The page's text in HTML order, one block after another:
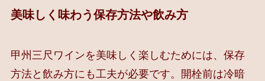
美味しく味わう保存方法や飲み方
甲州三尺ワインを美味しく楽しむためには、保存
方法と飲み方にも工夫が必要です。開栓前は冷暗